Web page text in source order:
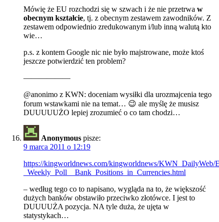
Mówię że EU rozchodzi się w szwach i że nie przetrwa w
obecnym kształcie, tj. z obecnym zestawem zawodników. Z
zestawem odpowiednio zredukowanym i/lub inną walutą kto
wie…
p.s. z kontem Google nic nie było majstrowane, może ktoś
jeszcze potwierdzić ten problem?
——————
@anonimo z KWN: doceniam wysiłki dla urozmajcenia tego
forum wstawkami nie na temat… 😉 ale myślę że musisz
DUUUUUŻO lepiej zrozumieć o co tam chodzi…
Anonymous pisze:
9 marca 2011 o 12:19
https://kingworldnews.com/kingworldnews/KWN_DailyWeb/
_Weekly_Poll__Bank_Positions_in_Currencies.html
– według tego co to napisano, wygląda na to, że większość
dużych banków obstawiło przeciwko złotówce. I jest to
DUUUUŻA pozycja. NA tyle duża, że ujęta w
statystykach…